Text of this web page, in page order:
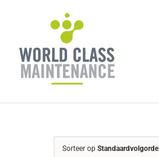
Sorteer op Standaardvolgorde